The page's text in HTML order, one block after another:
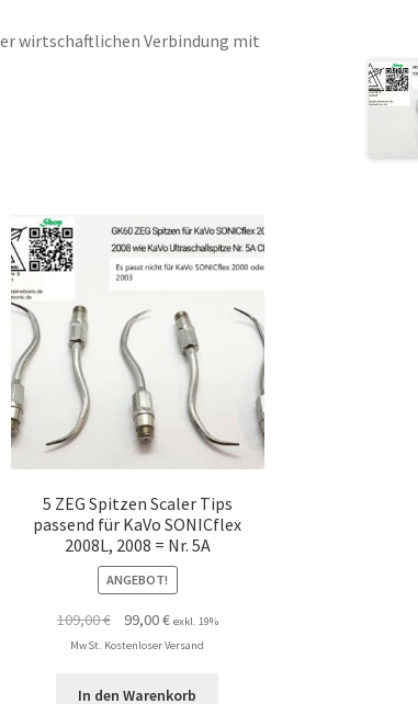
wirtschaftlichen Verbindung mit
5 ZEG Spitzen Scaler Tips
passend für KaVo SONICflex
2008L, 2008 = Nr. 5A
ANGEBOT!
109,00€
Ursprünglicher
Preis
109,00 €
99,00€Aktueller
Preis
99,00 €.
exkl. 19%
MwSt. Kostenloser Versand
In den Warenkorb